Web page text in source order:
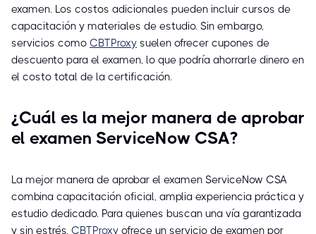
examen. Los costos adicionales pueden incluir cursos de
capacitación y materiales de estudio. Sin embargo,
servicios como CBTProxy suelen ofrecer cupones de
descuento para el examen, lo que podría ahorrarle dinero en
el costo total de la certificación.
¿Cuál es la mejor manera de aprobar
el examen ServiceNow CSA?
La mejor manera de aprobar el examen ServiceNow CSA
combina capacitación oficial, amplia experiencia práctica y
estudio dedicado. Para quienes buscan una vía garantizada
y sin estrés, CBTProxy ofrece un servicio de examen por